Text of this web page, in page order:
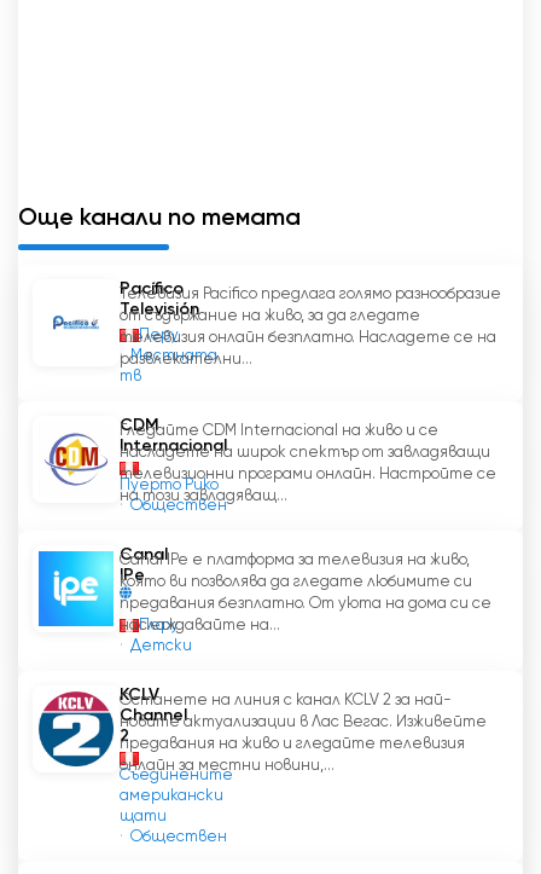
Още канали по темата
Pacífico
Televisión
Перу
Местната
тв
Телевизия Pacifico предлага голямо разнообразие
от съдържание на живо, за да гледате
телевизия онлайн безплатно. Насладете се на
развлекателни...
CDM
Internacional
Пуерто Рико
Обществен
Гледайте CDM Internacional на живо и се
насладете на широк спектър от завладяващи
телевизионни програми онлайн. Настройте се
на този завладяващ...
Canal
IPe
Перу
Детски
Canal IPe е платформа за телевизия на живо,
която ви позволява да гледате любимите си
предавания безплатно. От уюта на дома си се
наслаждавайте на...
KCLV
Channel
2
Съединените
американски
щати
Обществен
Останете на линия с канал KCLV 2 за най-
новите актуализации в Лас Вегас. Изживейте
предавания на живо и гледайте телевизия
онлайн за местни новини,...